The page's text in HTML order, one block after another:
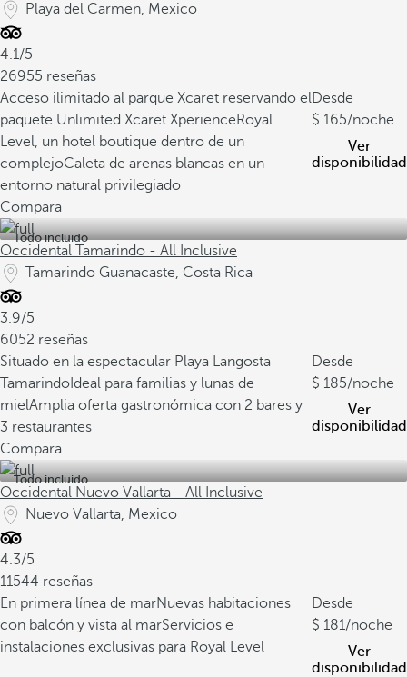
Playa del Carmen, Mexico
4.1/5
26955 reseñas
Acceso ilimitado al parque Xcaret reservando el
paquete Unlimited Xcaret XperienceRoyal
Level, un hotel boutique dentro de un
complejoCaleta de arenas blancas en un
entorno natural privilegiado
Desde
165/noche
Ver
disponibilidad
Compara
Todo incluido
Occidental Tamarindo - All Inclusive
Tamarindo Guanacaste, Costa Rica
3.9/5
6052 reseñas
Situado en la espectacular Playa Langosta
Tamarindo Ideal para familias y lunas de
mielAmplia oferta gastronómica con 2 bares y
3 restaurantes
Desde
185/noche
Ver
disponibilidad
Compara
Todo incluido
Occidental Nuevo Vallarta - All Inclusive
Nuevo Vallarta, Mexico
4.3/5
11544 reseñas
En primera línea de marNuevas habitaciones
con balcón y vista al marServicios e
instalaciones exclusivas para Royal Level
Desde
181/noche
Ver
disponibilidad